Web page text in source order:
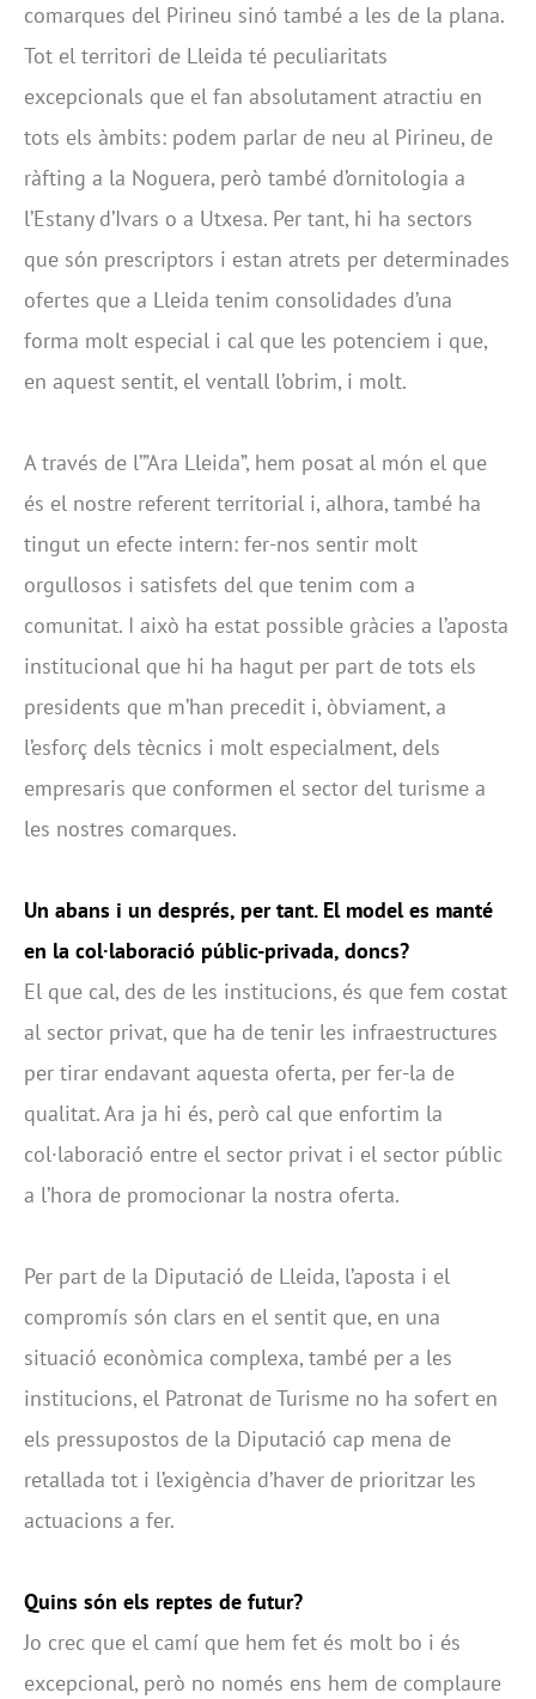
comarques del Pirineu sinó també a les de la plana.
Tot el territori de Lleida té peculiaritats
excepcionals que el fan absolutament atractiu en
tots els àmbits: podem parlar de neu al Pirineu, de
ràfting a la Noguera, però també d’ornitologia a
l’Estany d’Ivars o a Utxesa. Per tant, hi ha sectors
que són prescriptors i estan atrets per determinades
ofertes que a Lleida tenim consolidades d’una
forma molt especial i cal que les potenciem i que,
en aquest sentit, el ventall l’obrim, i molt.
A través de l’”Ara Lleida”, hem posat al món el que
és el nostre referent territorial i, alhora, també ha
tingut un efecte intern: fer-nos sentir molt
orgullosos i satisfets del que tenim com a
comunitat. I això ha estat possible gràcies a l’aposta
institucional que hi ha hagut per part de tots els
presidents que m’han precedit i, òbviament, a
l’esforç dels tècnics i molt especialment, dels
empresaris que conformen el sector del turisme a
les nostres comarques.
Un abans i un després, per tant. El model es manté
en la col·laboració públic-privada, doncs?
El que cal, des de les institucions, és que fem costat
al sector privat, que ha de tenir les infraestructures
per tirar endavant aquesta oferta, per fer-la de
qualitat. Ara ja hi és, però cal que enfortim la
col·laboració entre el sector privat i el sector públic
a l’hora de promocionar la nostra oferta.
Per part de la Diputació de Lleida, l’aposta i el
compromís són clars en el sentit que, en una
situació econòmica complexa, també per a les
institucions, el Patronat de Turisme no ha sofert en
els pressupostos de la Diputació cap mena de
retallada tot i l’exigència d’haver de prioritzar les
actuacions a fer.
Quins són els reptes de futur?
Jo crec que el camí que hem fet és molt bo i és
excepcional, però no només ens hem de complaure